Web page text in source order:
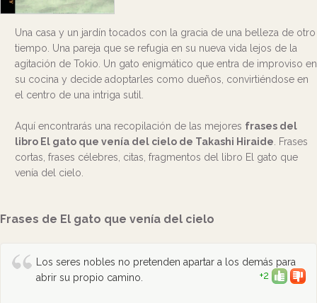
Una casa y un jardín tocados con la gracia de una belleza de otro
tiempo. Una pareja que se refugia en su nueva vida lejos de la
agitación de Tokio. Un gato enigmático que entra de improviso en
su cocina y decide adoptarles como dueños, convirtiéndose en
el centro de una intriga sutil.
Aquí encontrarás una recopilación de las mejores frases del
libro El gato que venía del cielo de Takashi Hiraide . Frases
cortas, frases célebres, citas, fragmentos del libro El gato que
venía del cielo.
Frases de El gato que venía del cielo
Los seres nobles no pretenden apartar a los demás para
abrir su propio camino.
+2